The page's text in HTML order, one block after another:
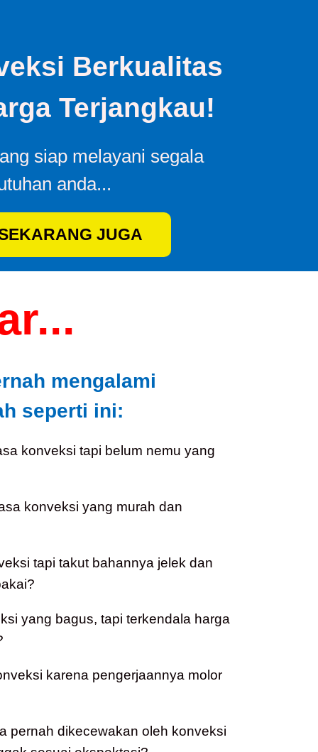
Berkualitas
Terjangkau!
siap melayani segala
anda...
JUGA
mengalami
seperti ini:
konveksi tapi belum nemu yang
konveksi yang murah dan
tapi takut bahannya jelek dan
yang bagus, tapi terkendala harga
karena pengerjaannya molor
pernah dikecewakan oleh konveksi